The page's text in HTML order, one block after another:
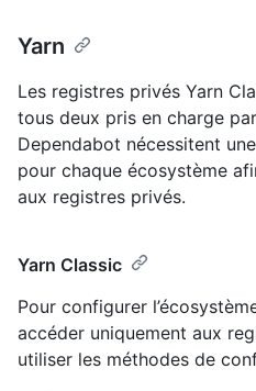
Yarn
Les registres privés Yarn
tous deux pris en charge
Dependabot nécessitent
pour chaque écosystème
aux registres privés.
Yarn Classic
Pour configurer
accéder uniquement aux
utiliser les méthodes de